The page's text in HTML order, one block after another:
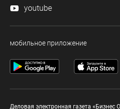
youtube
мобильное приложение
Деловая электронная газета «Бизнес